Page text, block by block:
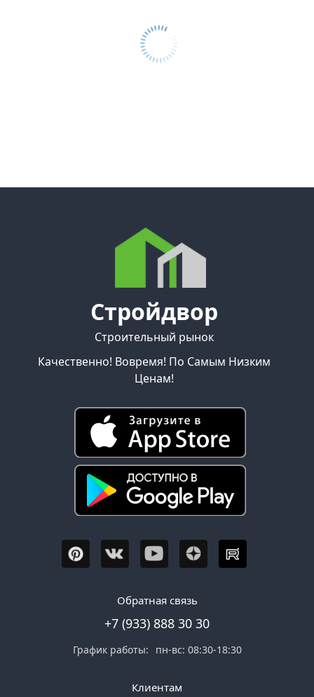
Стройдвор
Строительный рынок
Качественно! Вовремя! По Самым Низким
Ценам!
Обратная связь
+7 (933) 888 30 30
График работы: пн-вс: 08:30-18:30
Клиентам